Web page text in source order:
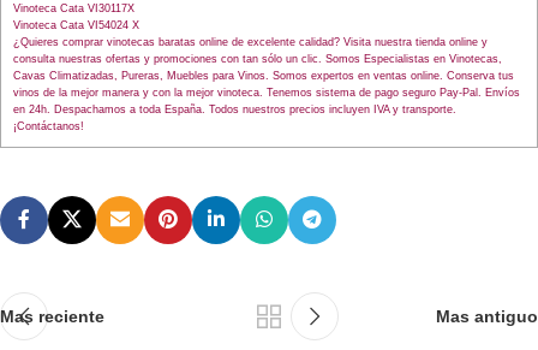
Vinoteca Cata VI30117X
Vinoteca Cata VI54024 X
¿Quieres comprar vinotecas baratas online de excelente calidad? Visita nuestra tienda online y
consulta nuestras ofertas y promociones con tan sólo un clic. Somos Especialistas en Vinotecas,
Cavas Climatizadas, Pureras, Muebles para Vinos. Somos expertos en ventas online. Conserva tus
vinos de la mejor manera y con la mejor vinoteca. Tenemos sistema de pago seguro Pay-Pal. Envíos
en 24h. Despachamos a toda España. Todos nuestros precios incluyen IVA y transporte.
¡Contáctanos!
Mas reciente Mas antiguo